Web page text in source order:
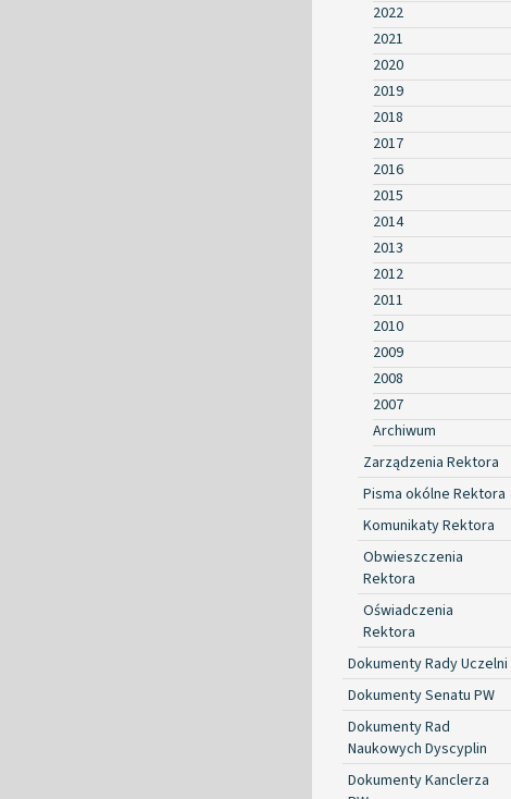
2022
2021
2020
2019
2018
2017
2016
2015
2014
2013
2012
2011
2010
2009
2008
2007
Archiwum
Zarządzenia Rektora
Pisma okólne Rektora
Komunikaty Rektora
Obwieszczenia
Rektora
Oświadczenia
Rektora
Dokumenty Rady Uczelni
Dokumenty Senatu PW
Dokumenty Rad
Naukowych Dyscyplin
Dokumenty Kanclerza